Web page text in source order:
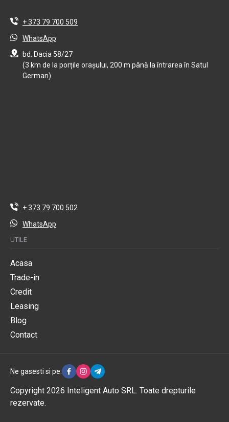
+ 373 79 700 509
WhatsApp
bd. Dacia 58/27
(3 km de la porțile orașului, 200 m până la întrarea în Satul
German)
+ 373 79 700 502
WhatsApp
UTILE
Acasa
Trade-in
Credit
Leasing
Blog
Contact
Ne gasesti si pe:
Copyright 2026 Inteligent Auto SRL. Toate drepturile
rezervate.